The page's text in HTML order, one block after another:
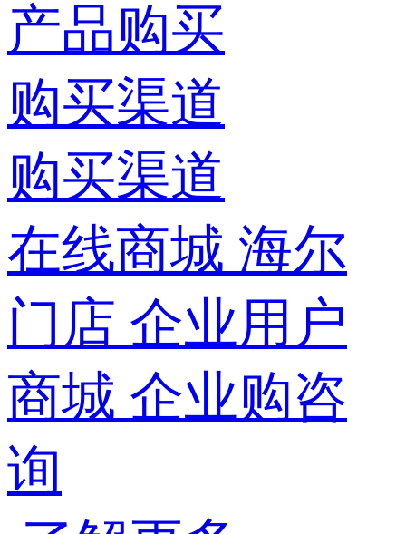
产品购买
购买渠道
购买渠道
在线商城 海尔
门店 企业用户
商城 企业购咨
询